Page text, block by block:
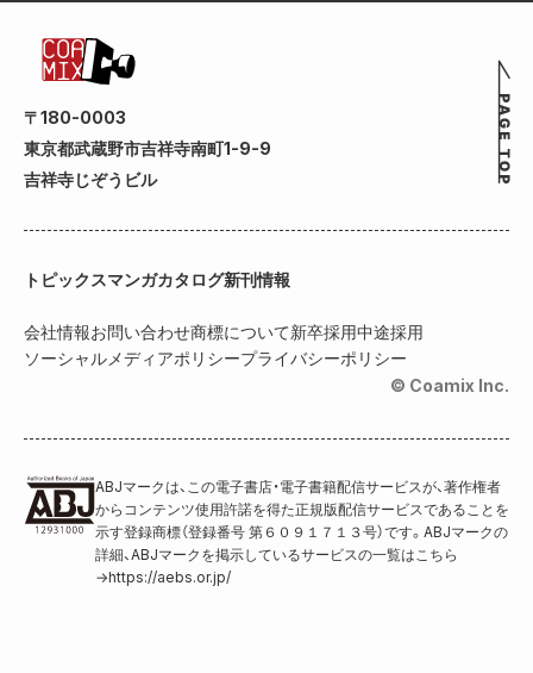
〒180-0003
東京都武蔵野市吉祥寺南町1-9-9
吉祥寺じぞうビル
トピックスマンガカタログ新刊情報
会社情報お問い合わせ商標について新卒採用中途採用
ソーシャルメディアポリシープライバシーポリシー
© Coamix Inc.
ABJマークは、この電子書店・電子書籍配信サービスが、著作権者
からコンテンツ使用許諾を得た正規版配信サービスであることを
示す登録商標（登録番号 第６０９１７１３号）です。ABJマークの
詳細、ABJマークを掲示しているサービスの一覧はこちら
→https://aebs.or.jp/